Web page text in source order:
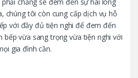
chúng tôi còn cung cấp dịch vụ hỗ
với đầy đủ tiện nghi để đem đến
bếp vừa sang trọng vừa tiện nghi với
gia đình cần.